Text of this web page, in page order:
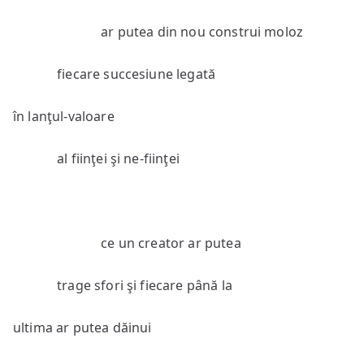
ar putea din nou construi moloz
fiecare succesiune legată
în lanţul-valoare
al fiinţei şi ne-fiinţei
ce un creator ar putea
trage sfori şi fiecare până la
ultima ar putea dăinui